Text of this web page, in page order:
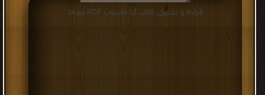
قراءة و تحميل كتاب أنا حاسوب PDF مجانا